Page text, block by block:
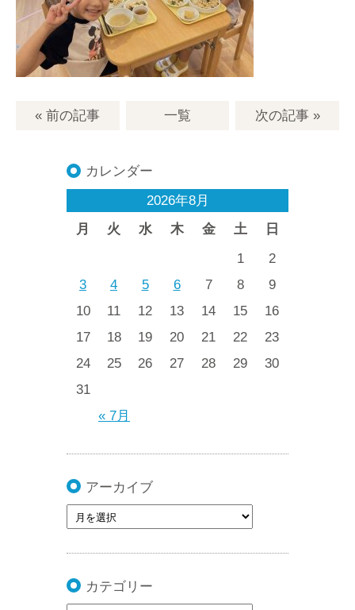
« 前の記事 一覧 次の記事»
カレンダー
2026年8月
月
火 水 木 金 土 日
« 7月
1
2
3
4 5 6 7 8
9
10
11 12 13 14 15
16
17
18 19 20 21 22
23
24
25 26 27 28 29
30
31
アーカイブ
カテゴリー